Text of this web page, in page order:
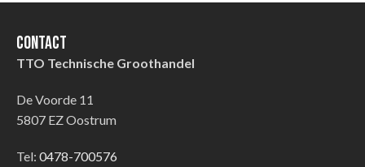
Contact
TTO Technische Groothandel
De Voorde 11
5807 EZ Oostrum
Tel: 0478-700576